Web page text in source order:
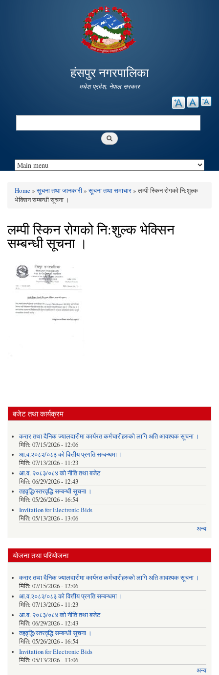
main
content
हंसपुर नगरपालिका
मधेश प्रदेश, नेपाल सरकार
Search
You are here
Home»सूचना तथा जानकारी»सूचना तथा समाचार» लम्पी स्किन रोगको नि:शुल्क
भेक्सिन सम्बन्धी सूचना ।
लम्पी स्किन रोगको नि:शुल्क भेक्सिन
सम्बन्धी सूचना ।
बजेट तथा कार्यक्रम
करार तथा दैनिक ज्यालदारीमा कार्यरत कर्मचारीहरुको लागि अति आवश्यक सूचना ।
मिति: 07/15/2026 - 12:06
आ.व.२०८२/०८३ को वित्तीय प्रगति सम्बन्धमा ।
मिति: 07/13/2026 - 11:23
आ.व. २०८३/०८४ को नीति तथा बजेट
मिति: 06/29/2026 - 12:43
तहवृद्धि/स्तरवृद्धि सम्बन्धी सूचना ।
मिति: 05/26/2026 - 16:54
Invitation for Electronic Bids
मिति: 05/13/2026 - 13:06
अन्य
योजना तथा परियोजना
करार तथा दैनिक ज्यालदारीमा कार्यरत कर्मचारीहरुको लागि अति आवश्यक सूचना ।
मिति: 07/15/2026 - 12:06
आ.व.२०८२/०८३ को वित्तीय प्रगति सम्बन्धमा ।
मिति: 07/13/2026 - 11:23
आ.व. २०८३/०८४ को नीति तथा बजेट
मिति: 06/29/2026 - 12:43
तहवृद्धि/स्तरवृद्धि सम्बन्धी सूचना ।
मिति: 05/26/2026 - 16:54
Invitation for Electronic Bids
मिति: 05/13/2026 - 13:06
अन्य